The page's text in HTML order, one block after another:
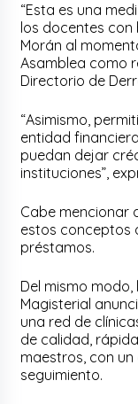
“Esta es una
los docentes con
Morán al
Asamblea como
Directorio de
“Asimismo,
entidad
puedan dejar
instituciones”,
Cabe mencionar
estos conceptos
préstamos.
Del mismo
Magisterial
una red de
de calidad,
maestros, con
seguimiento.